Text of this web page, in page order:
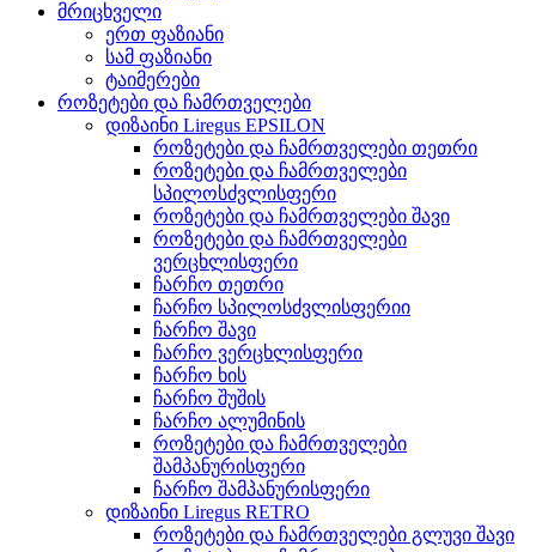
მრიცხველი
ერთ ფაზიანი
სამ ფაზიანი
ტაიმერები
როზეტები და ჩამრთველები
დიზაინი Liregus EPSILON
როზეტები და ჩამრთველები თეთრი
როზეტები და ჩამრთველები
სპილოსძვლისფერი
როზეტები და ჩამრთველები შავი
როზეტები და ჩამრთველები
ვერცხლისფერი
ჩარჩო თეთრი
ჩარჩო სპილოსძვლისფერიი
ჩარჩო შავი
ჩარჩო ვერცხლისფერი
ჩარჩო ხის
ჩარჩო შუშის
ჩარჩო ალუმინის
როზეტები და ჩამრთველები
შამპანურისფერი
ჩარჩო შამპანურისფერი
დიზაინი Liregus RETRO
როზეტები და ჩამრთველები გლუვი შავი